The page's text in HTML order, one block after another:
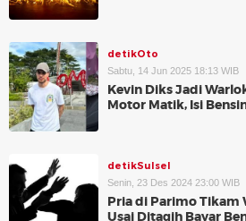
detikOto
Sabtu, 14 Jun 2025 18:13 WIB
Kevin Diks Jadi
Motor Matik, Isi
detikSulsel
Senin, 23 Des 2024 23:00 WIB
Pria di Parimo Tikam
Usai Ditagih Bayar